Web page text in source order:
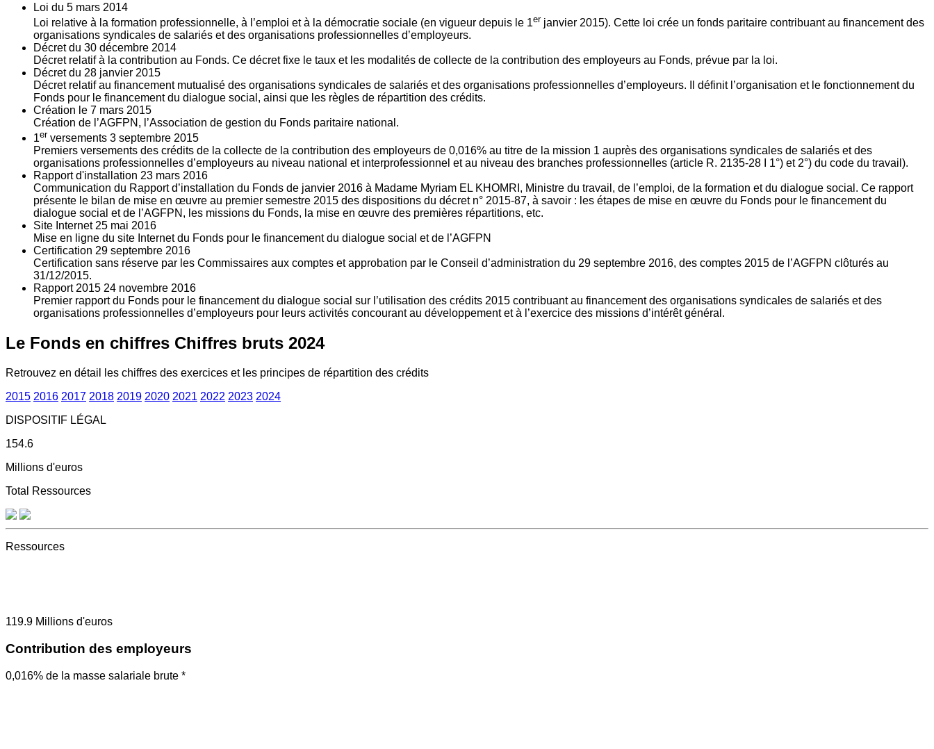
Loi du 5 mars 2014
Loi relative à la formation professionnelle, à l’emploi et à la démocratie sociale (en vigueur depuis le 1er janvier 2015). Cette loi crée un fonds paritaire contribuant au financement des
organisations syndicales de salariés et des organisations professionnelles d’employeurs.
Décret du 30 décembre 2014
Décret relatif à la contribution au Fonds. Ce décret fixe le taux et les modalités de collecte de la contribution des employeurs au Fonds, prévue par la loi.
Décret du 28 janvier 2015
Décret relatif au financement mutualisé des organisations syndicales de salariés et des organisations professionnelles d’employeurs. Il définit l’organisation et le fonctionnement du
Fonds pour le financement du dialogue social, ainsi que les règles de répartition des crédits.
Création le 7 mars 2015
Création de l’AGFPN, l’Association de gestion du Fonds paritaire national.
1er versements 3 septembre 2015
Premiers versements des crédits de la collecte de la contribution des employeurs de 0,016% au titre de la mission 1 auprès des organisations syndicales de salariés et des
organisations professionnelles d’employeurs au niveau national et interprofessionnel et au niveau des branches professionnelles (article R. 2135‐28 I 1°) et 2°) du code du travail).
Rapport d'installation 23 mars 2016
Communication du Rapport d’installation du Fonds de janvier 2016 à Madame Myriam EL KHOMRI, Ministre du travail, de l’emploi, de la formation et du dialogue social. Ce rapport
présente le bilan de mise en œuvre au premier semestre 2015 des dispositions du décret n° 2015-87, à savoir : les étapes de mise en œuvre du Fonds pour le financement du
dialogue social et de l’AGFPN, les missions du Fonds, la mise en œuvre des premières répartitions, etc.
Site Internet 25 mai 2016
Mise en ligne du site Internet du Fonds pour le financement du dialogue social et de l’AGFPN
Certification 29 septembre 2016
Certification sans réserve par les Commissaires aux comptes et approbation par le Conseil d’administration du 29 septembre 2016, des comptes 2015 de l’AGFPN clôturés au
31/12/2015.
Rapport 2015 24 novembre 2016
Premier rapport du Fonds pour le financement du dialogue social sur l’utilisation des crédits 2015 contribuant au financement des organisations syndicales de salariés et des
organisations professionnelles d’employeurs pour leurs activités concourant au développement et à l’exercice des missions d’intérêt général.
Le Fonds en chiffres Chiffres bruts 2024
Retrouvez en détail les chiffres des exercices et les principes de répartition des crédits
2015 2016 2017 2018 2019 2020 2021 2022 2023 2024
DISPOSITIF LÉGAL
154.6
Millions d'euros
Total Ressources
Ressources
119.9 Millions d'euros
Contribution des employeurs
0,016% de la masse salariale brute *